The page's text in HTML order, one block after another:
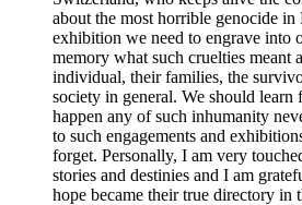
about the most horrible genocide
exhibition we need to engrave into
memory what such cruelties meant
individual, their families, the
society in general. We should learn
happen any of such inhumanity
to such engagements and
forget. Personally, I am very
stories and destinies and I am
hope became their true directory in